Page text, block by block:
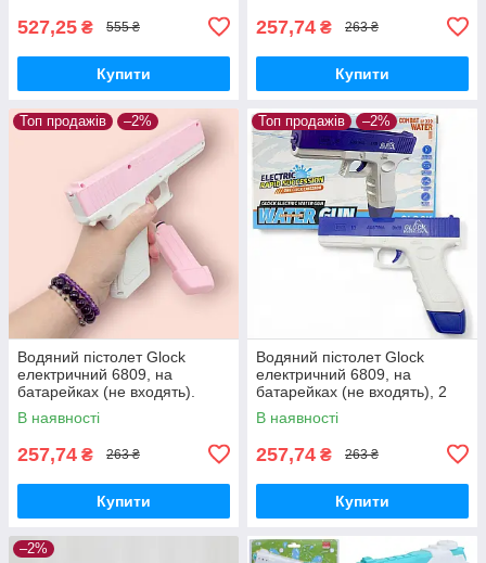
527,25 ₴ 555 ₴
Купити
257,74 ₴ 263 ₴
Купити
Топ продажів –2%
Водяний пістолет Glock
електричний 6809, на
батарейках (не входять).
Рожевого кольору
В наявності
257,74 ₴ 263 ₴
Купити
Топ продажів –2%
Водяний пістолет Glock
електричний 6809, на
батарейках (не входять), 2
кольори
В наявності
257,74 ₴ 263 ₴
Купити
–2%